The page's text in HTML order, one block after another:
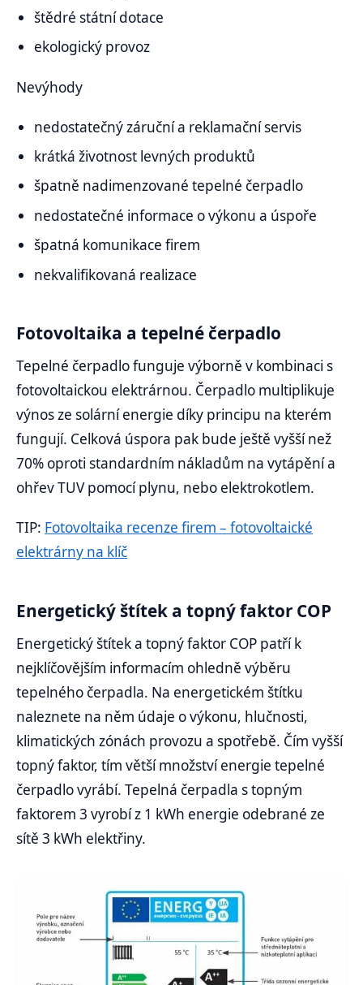
štědré státní dotace
ekologický provoz
Nevýhody
nedostatečný záruční a reklamační servis
krátká životnost levných produktů
špatně nadimenzované tepelné čerpadlo
nedostatečné informace o výkonu a úspoře
špatná komunikace firem
nekvalifikovaná realizace
Fotovoltaika a tepelné čerpadlo
Tepelné čerpadlo funguje výborně v kombinaci s
fotovoltaickou elektrárnou. Čerpadlo multiplikuje
výnos ze solární energie díky principu na kterém
fungují. Celková úspora pak bude ještě vyšší než
70% oproti standardním nákladům na vytápění a
ohřev TUV pomocí plynu, nebo elektrokotlem.
TIP: Fotovoltaika recenze firem – fotovoltaické
elektrárny na klíč
Energetický štítek a topný faktor COP
Energetický štítek a topný faktor COP patří k
nejklíčovějším informacím ohledně výběru
tepelného čerpadla. Na energetickém štítku
naleznete na něm údaje o výkonu, hlučnosti,
klimatických zónách provozu a spotřebě. Čím vyšší
topný faktor, tím větší množství energie tepelné
čerpadlo vyrábí. Tepelná čerpadla s topným
faktorem 3 vyrobí z 1 kWh energie odebrané ze
sítě 3 kWh elektřiny.